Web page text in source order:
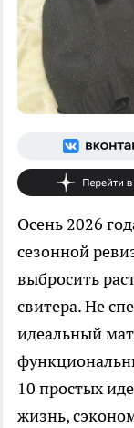
Осень 2026
сезонной
выбросить
свитера. Не
идеальный
10 простых
жизнь,